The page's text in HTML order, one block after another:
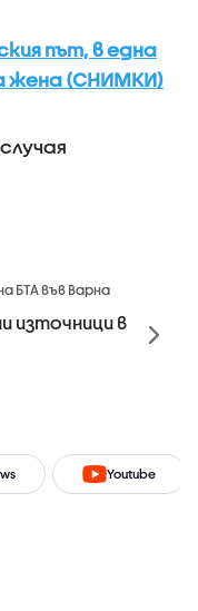
път, в една
жена (СНИМКИ)
БТА във Варна
източници в
Youtube